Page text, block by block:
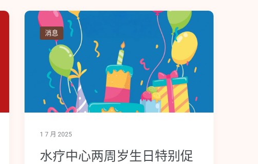
消息
1 7 月 2025
水疗中心两周岁生日特别促